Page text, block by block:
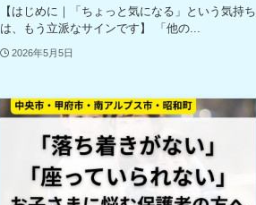
【はじめに｜「ちょっと気になる」という気持ち
は、もう立派なサインです】 「他の...
2026年5月5日